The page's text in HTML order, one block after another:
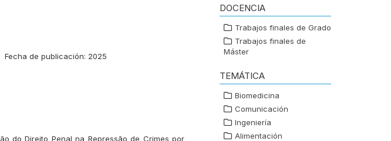
Fecha de publicación: 2025
do Direito Penal na Repressão de Crimes por
DOCENCIA
Trabajos finales de Grado
Trabajos finales de
Máster
TEMÁTICA
Biomedicina
Comunicación
Ingeniería
Alimentación